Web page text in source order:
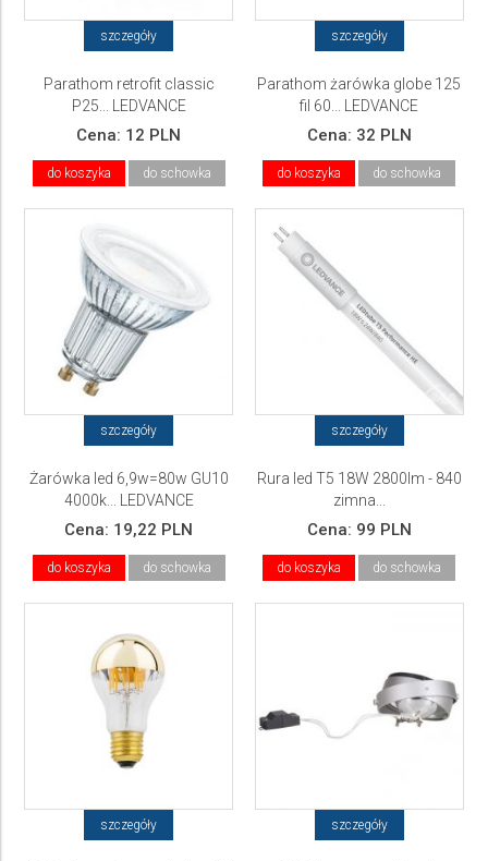
szczegóły
Parathom retrofit classic
P25... LEDVANCE
Cena: 12 PLN
do koszyka do schowka
szczegóły
Parathom żarówka globe 125
fil 60... LEDVANCE
Cena: 32 PLN
do koszyka do schowka
szczegóły
Żarówka led 6,9w=80w GU10
4000k... LEDVANCE
Cena: 19,22 PLN
do koszyka do schowka
szczegóły
Rura led T5 18W 2800lm - 840
zimna...
Cena: 99 PLN
do koszyka do schowka
szczegóły szczegóły